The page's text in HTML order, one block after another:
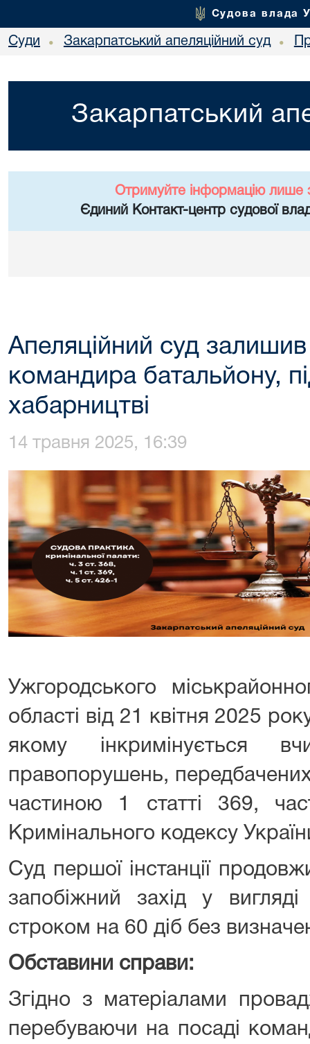
Судова влада
Суди • Закарпатський апеляційний суд •
Закарпатський
Отримуйте інформацію лише
Єдиний Контакт-центр судової
Апеляційний суд
командира батальйону,
хабарництві
14 травня 2025, 16:39
Ужгородського
області від 21 квітня 2025
якому інкримінується
правопорушень,
частиною 1 статті 369,
Кримінального кодексу
Суд першої інстанції
запобіжний захід у
строком на 60 діб без
Обставини справи:
Згідно з матеріалами
перебуваючи на посаді